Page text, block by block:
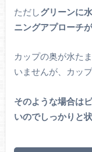
ただしグリーンに
ニングアプローチ
カップの奥が水た
いませんが、カッ
そのような場合は
いのでしっかりと